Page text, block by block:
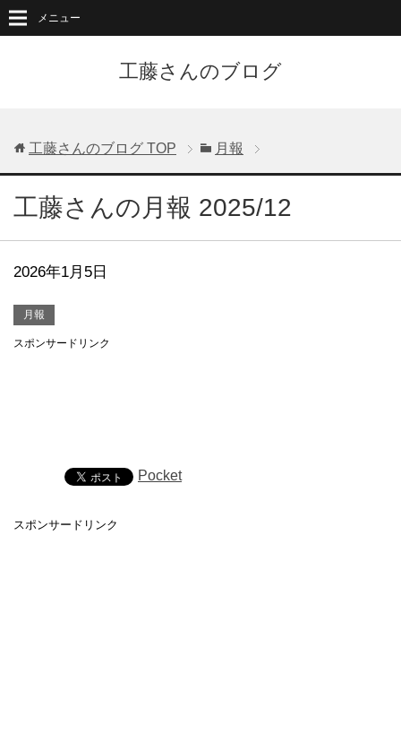
工藤さんのブログ
メニュー
工藤さんのブログ TOP 月報
工藤さんの月報 2025/12
2026年1月5日
月報
スポンサードリンク
Pocket
スポンサードリンク